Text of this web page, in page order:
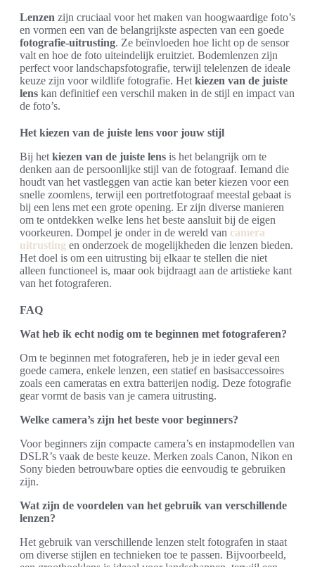
Lenzen zijn cruciaal voor het maken van hoogwaardige foto’s
en vormen een van de belangrijkste aspecten van een goede
fotografie-uitrusting. Ze beïnvloeden hoe licht op de sensor
valt en hoe de foto uiteindelijk eruitziet. Bodemlenzen zijn
perfect voor landschapsfotografie, terwijl telelenzen de ideale
keuze zijn voor wildlife fotografie. Het kiezen van de juiste
lens kan definitief een verschil maken in de stijl en impact van
de foto’s.
Het kiezen van de juiste lens voor jouw stijl
Bij het kiezen van de juiste lens is het belangrijk om te
denken aan de persoonlijke stijl van de fotograaf. Iemand die
houdt van het vastleggen van actie kan beter kiezen voor een
snelle zoomlens, terwijl een portretfotograaf meestal gebaat is
bij een lens met een grote opening. Er zijn diverse manieren
om te ontdekken welke lens het beste aansluit bij de eigen
voorkeuren. Dompel je onder in de wereld van camera
uitrusting en onderzoek de mogelijkheden die lenzen bieden.
Het doel is om een uitrusting bij elkaar te stellen die niet
alleen functioneel is, maar ook bijdraagt aan de artistieke kant
van het fotograferen.
FAQ
Wat heb ik echt nodig om te beginnen met fotograferen?
Om te beginnen met fotograferen, heb je in ieder geval een
goede camera, enkele lenzen, een statief en basisaccessoires
zoals een cameratas en extra batterijen nodig. Deze fotografie
gear vormt de basis van je camera uitrusting.
Welke camera’s zijn het beste voor beginners?
Voor beginners zijn compacte camera’s en instapmodellen van
DSLR’s vaak de beste keuze. Merken zoals Canon, Nikon en
Sony bieden betrouwbare opties die eenvoudig te gebruiken
zijn.
Wat zijn de voordelen van het gebruik van verschillende
lenzen?
Het gebruik van verschillende lenzen stelt fotografen in staat
om diverse stijlen en technieken toe te passen. Bijvoorbeeld,